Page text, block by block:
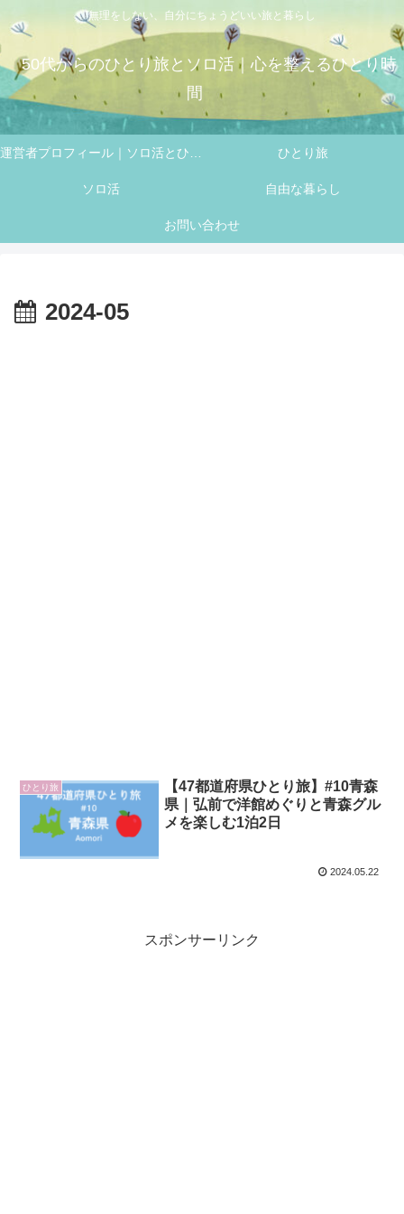
無理をしない、自分にちょうどいい旅と暮らし
50代からのひとり旅とソロ活｜心を整えるひとり時
間
運営者プロフィール｜ソロ活とひとり旅を楽しむ 50代 フミの自己紹介 ひとり旅
ソロ活 自由な暮らし
お問い合わせ
2024-05
ひとり旅
【47都道府県ひとり旅】#10青森
県｜弘前で洋館めぐりと青森グル
メを楽しむ1泊2日
2024.05.22
スポンサーリンク